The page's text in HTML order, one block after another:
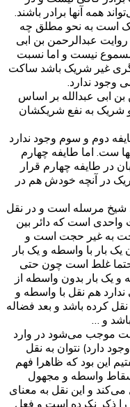
همه آنها برادر باشند.
است به نحو مطلق چه
عبدالرحمن بن ابی
نیست و اما نسبت
غیر شریک باشد ساکت
وجود ندارد.
ابی عبدالله بر اساس
شریک به نفع شریکشان
دوم و سوم وجود ندارد
ست. اما طایفه چهارم
در طایفه چهارم قرار
در آنچه خودش هم در
شیخ مرسله است و در نقل
است که دائر بین
به غیر حجت است و
یک بار با واسطه و یک بار
حتما غلط است چون حتی
و یک بار بدون واسطه از
هم نقل با واسطه و
کرده باشد و بعد فضاله
و …
است موجب می‌شود در وارد
دارد) نتوان به نقل
این بود که ظاهرا فهم
واسطه و مجهول
و این نقل به معنای
را ذکر نکرده است و فعل